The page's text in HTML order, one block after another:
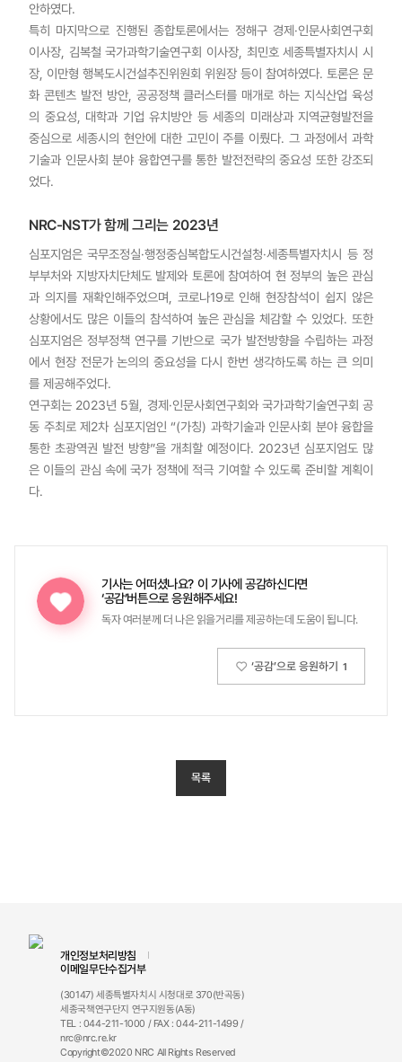
안하였다.
특히 마지막으로 진행된 종합토론에서는 정해구 경제·인문사회연구회
이사장, 김복철 국가과학기술연구회 이사장, 최민호 세종특별자치시 시
장, 이만형 행복도시건설추진위원회 위원장 등이 참여하였다. 토론은 문
화 콘텐츠 발전 방안, 공공정책 클러스터를 매개로 하는 지식산업 육성
의 중요성, 대학과 기업 유치방안 등 세종의 미래상과 지역균형발전을
중심으로 세종시의 현안에 대한 고민이 주를 이뤘다. 그 과정에서 과학
기술과 인문사회 분야 융합연구를 통한 발전전략의 중요성 또한 강조되
었다.
NRC-NST가 함께 그리는 2023년
심포지엄은 국무조정실·행정중심복합도시건설청·세종특별자치시 등 정
부부처와 지방자치단체도 발제와 토론에 참여하여 현 정부의 높은 관심
과 의지를 재확인해주었으며, 코로나19로 인해 현장참석이 쉽지 않은
상황에서도 많은 이들의 참석하여 높은 관심을 체감할 수 있었다. 또한
심포지엄은 정부정책 연구를 기반으로 국가 발전방향을 수립하는 과정
에서 현장 전문가 논의의 중요성을 다시 한번 생각하도록 하는 큰 의미
를 제공해주었다.
연구회는 2023년 5월, 경제·인문사회연구회와 국가과학기술연구회 공
동 주최로 제2차 심포지엄인 “(가칭) 과학기술과 인문사회 분야 융합을
통한 초광역권 발전 방향”을 개최할 예정이다. 2023년 심포지엄도 많
은 이들의 관심 속에 국가 정책에 적극 기여할 수 있도록 준비할 계획이
다.
기사는 어떠셨나요? 이 기사에 공감하신다면
‘공감’버튼으로 응원해주세요!
독자 여러분께 더 나은 읽을거리를 제공하는데 도움이 됩니다.
‘공감’으로 응원하기 1
목록
개인정보처리방침
이메일무단수집거부
(30147) 세종특별자치시 시청대로 370(반곡동)
세종국책연구단지 연구지원동(A동)
TEL : 044-211-1000 / FAX : 044-211-1499 /
nrc@nrc.re.kr
Copyright©2020 NRC All Rights Reserved